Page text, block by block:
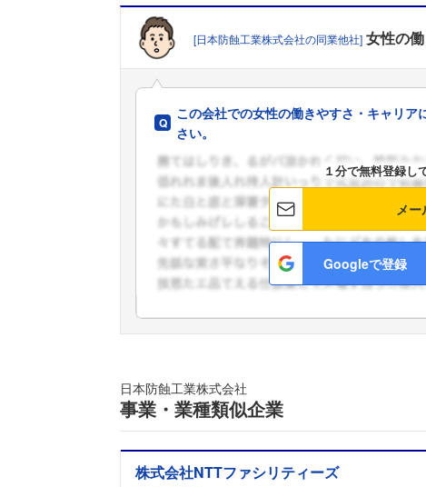
[日本防蝕工業株式会社の同業他社] 女性の
この会社での女性の働きやすさ・キャリ
さい。
１分で無料登録し
メー
Googleで登録
日本防蝕工業株式会社
事業・業種類似企業
株式会社NTTファシリティーズ